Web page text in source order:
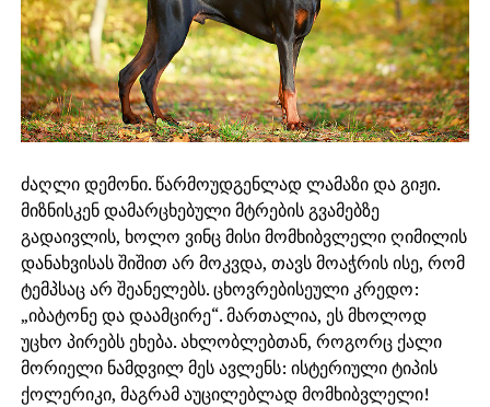
ძაღლი დემონი. წარმოუდგენლად ლამაზი და გიჟი.
მიზნისკენ დამარცხებული მტრების გვამებზე
გადაივლის, ხოლო ვინც მისი მომხიბვლელი ღიმილის
დანახვისას შიშით არ მოკვდა, თავს მოაჭრის ისე, რომ
ტემპსაც არ შეანელებს. ცხოვრებისეული კრედო:
„იბატონე და დაამცირე“. მართალია, ეს მხოლოდ
უცხო პირებს ეხება. ახლობლებთან, როგორც ქალი
მორიელი ნამდვილ მეს ავლენს: ისტერიული ტიპის
ქოლერიკი, მაგრამ აუცილებლად მომხიბვლელი!